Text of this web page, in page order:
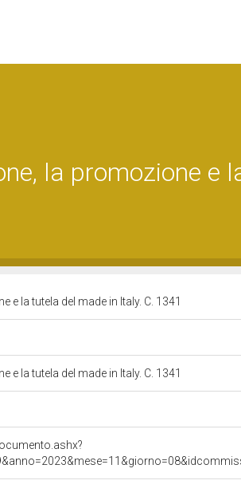
la promozione e
la tutela del made in Italy. C. 1341
la tutela del made in Italy. C. 1341